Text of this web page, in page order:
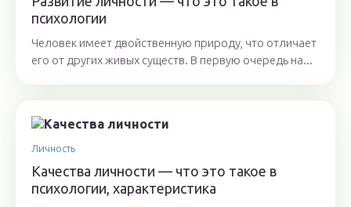
психологии
Человек имеет двойственную природу, что отличает
его от других живых существ. В первую очередь на...
Личность
Качества личности — что это такое в
психологии, характеристика